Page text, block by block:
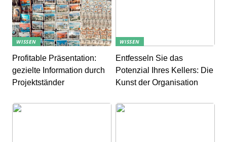
WISSEN
Profitable Präsentation:
gezielte Information durch
Projektständer
WISSEN
Entfesseln Sie das
Potenzial Ihres Kellers: Die
Kunst der Organisation